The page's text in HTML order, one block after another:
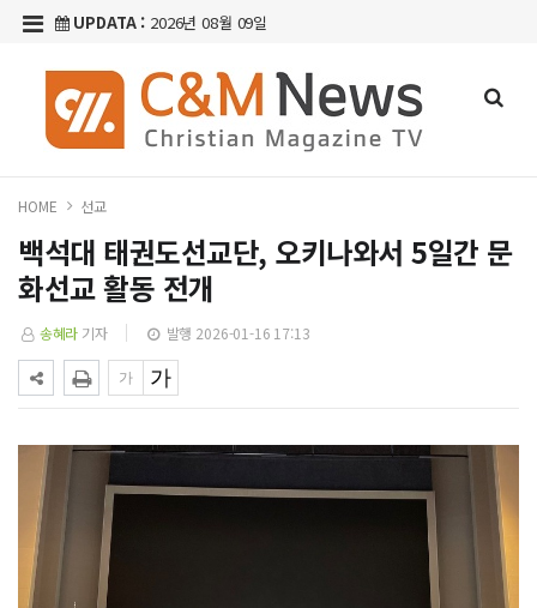
UPDATA : 2026년 08월 09일
HOME 선교
백석대 태권도선교단, 오키나와서 5일간 문
화선교 활동 전개
송혜라 기자 발행 2026-01-16 17:13